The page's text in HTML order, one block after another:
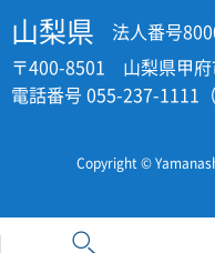
山梨県
法人番号
〒400-8501 山梨県甲府
電話番号 055-237-1111（
Copyright ©